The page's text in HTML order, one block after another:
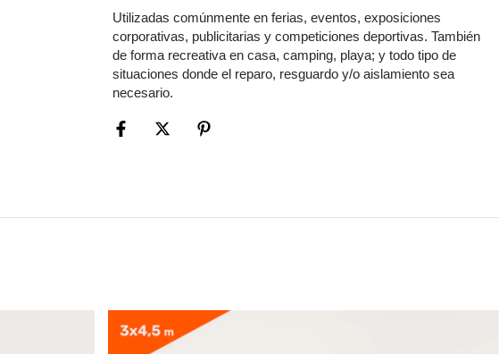
Utilizadas comúnmente en ferias, eventos, exposiciones
corporativas, publicitarias y competiciones deportivas. También
de forma recreativa en casa, camping, playa; y todo tipo de
situaciones donde el reparo, resguardo y/o aislamiento sea
necesario.